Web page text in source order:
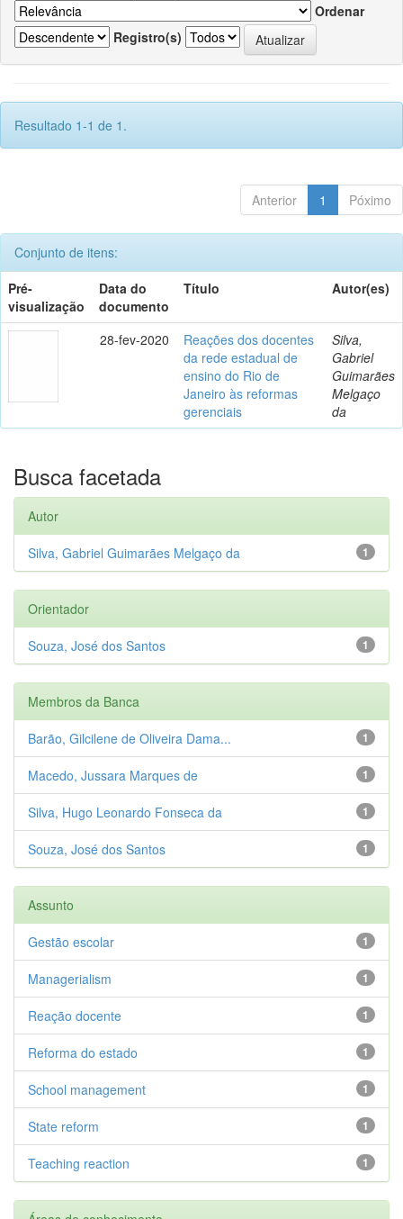
Ordenar
Registro(s)
Resultado 1-1 de 1.
Anterior 1 Póximo
Conjunto de itens:
Pré-
visualização
Data do
documento
Título Autor(es)
28-fev-2020
Reações dos docentes
da rede estadual de
ensino do Rio de
Janeiro às reformas
gerenciais
Silva,
Gabriel
Guimarães
Melgaço
da
Busca facetada
Autor
1
Silva, Gabriel Guimarães Melgaço da
Orientador
1
Souza, José dos Santos
Membros da Banca
1
Barão, Gilcilene de Oliveira Dama...
1
Macedo, Jussara Marques de
1
Silva, Hugo Leonardo Fonseca da
1
Souza, José dos Santos
Assunto
1
Gestão escolar
1
Managerialism
1
Reação docente
1
Reforma do estado
1
School management
1
State reform
1
Teaching reaction